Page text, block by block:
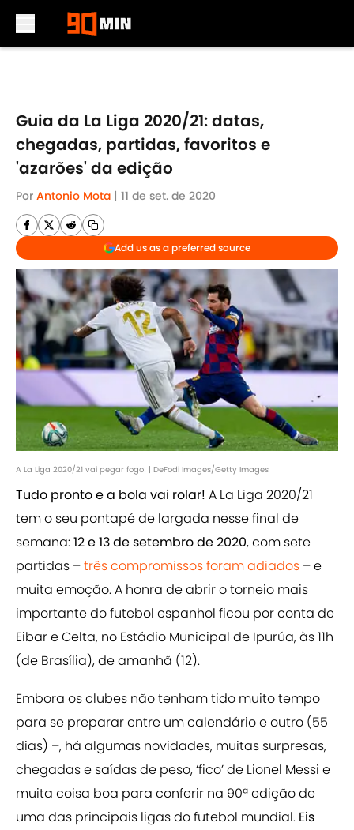
Guia da La Liga 2020/21: datas,
chegadas, partidas, favoritos e
'azarões' da edição
Por Antonio Mota | 11 de set. de 2020
Add us as a preferred source
A La Liga 2020/21 vai pegar fogo! | DeFodi Images/Getty Images
Tudo pronto e a bola vai rolar! A La Liga 2020/21
tem o seu pontapé de largada nesse final de
semana:12 e 13 de setembro de 2020, com sete
partidas –três compromissos foram adiados – e
muita emoção. A honra de abrir o torneio mais
importante do futebol espanhol ficou por conta de
Eibar e Celta, no Estádio Municipal de Ipurúa, às 11h
(de Brasília), de amanhã (12).
Embora os clubes não tenham tido muito tempo
para se preparar entre um calendário e outro (55
dias) –, há algumas novidades, muitas surpresas,
chegadas e saídas de peso, ‘fico’ de Lionel Messi e
muita coisa boa para conferir na 90ª edição de
uma das principais ligas do futebol mundial. Eis